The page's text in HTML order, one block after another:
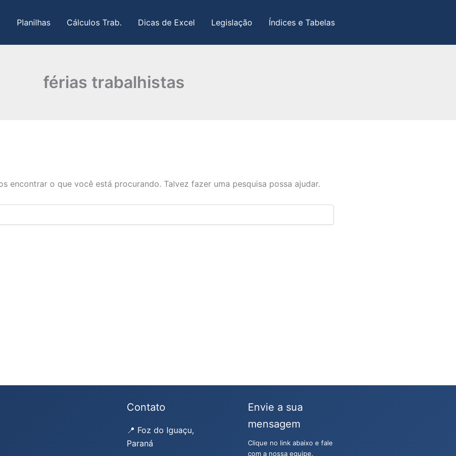
Planilhas Cálculos Trab. Dicas de Excel Legislação Índices e Tabelas
férias trabalhistas
encontrar o que você está procurando. Talvez fazer uma pesquisa possa ajudar.
Contato
📍 Foz do Iguaçu,
Paraná
Envie a sua
mensagem
Clique no link abaixo e fale
com a nossa equipe.